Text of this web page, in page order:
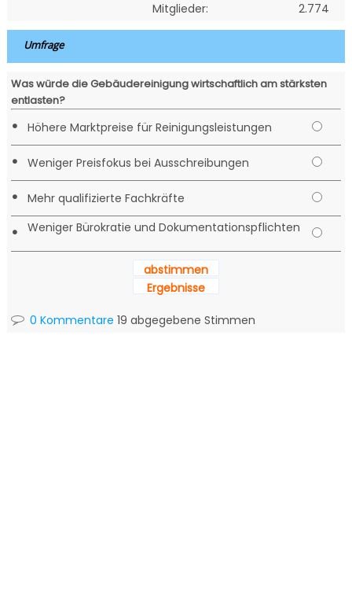
Mitglieder:
2.774
Umfrage
Was würde die Gebäudereinigung wirtschaftlich am stärksten
entlasten?
• Höhere Marktpreise für Reinigungsleistungen
• Weniger Preisfokus bei Ausschreibungen
• Mehr qualifizierte Fachkräfte
• Weniger Bürokratie und Dokumentationspflichten
abstimmen
Ergebnisse
0 Kommentare 19 abgegebene Stimmen